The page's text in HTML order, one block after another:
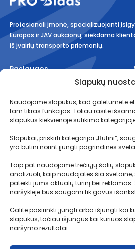
Slapukų
Naudojame slapukus, kad galėtumėte
tam tikras funkcijas. Toliau rasite
slapukus kiekvienoje sutikimo
Slapukai, priskirti kategorijai „Būtini“,
yra būtini norint įjungti pagrindines
Taip pat naudojame trečiųjų šalių
analizuoti, kaip naudojatės šia
pateikti jums aktualų turinį bei reklamas.
naršyklėje bus saugomi tik gavus
Galite pasirinkti įjungti arba išjungti kai
slapukus, tačiau išjungus kai kuriuos
naršymo rezultatai.
Profesionali įmonė, specializuojanti
Europos ir JAV aukcionų, siekdama
iš įvairių transporto priemonių.
Paslaugos
Planai
Logistika
Kontaktai
MB Motolimitas
Į. k.304891451